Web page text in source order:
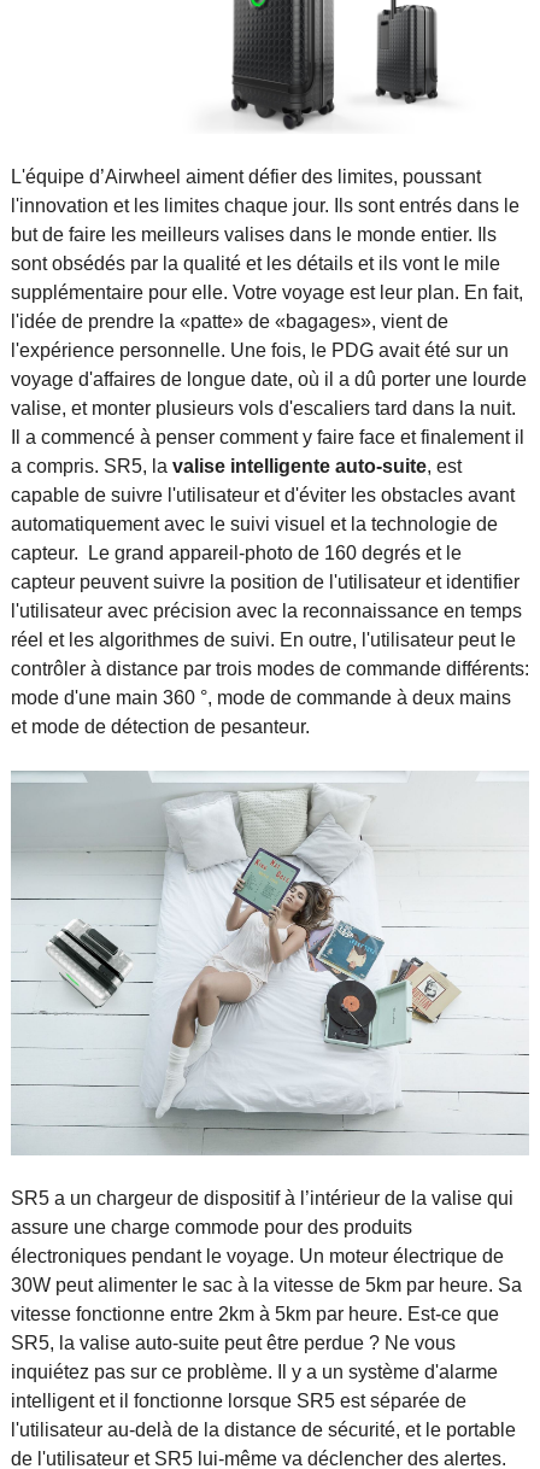
L'équipe d’Airwheel aiment défier des limites, poussant
l'innovation et les limites chaque jour. Ils sont entrés dans le
but de faire les meilleurs valises dans le monde entier. Ils
sont obsédés par la qualité et les détails et ils vont le mile
supplémentaire pour elle. Votre voyage est leur plan. En fait,
l'idée de prendre la «patte» de «bagages», vient de
l'expérience personnelle. Une fois, le PDG avait été sur un
voyage d'affaires de longue date, où il a dû porter une lourde
valise, et monter plusieurs vols d'escaliers tard dans la nuit.
Il a commencé à penser comment y faire face et finalement il
a compris. SR5, la valise intelligente auto-suite, est
capable de suivre l'utilisateur et d'éviter les obstacles avant
automatiquement avec le suivi visuel et la technologie de
capteur. Le grand appareil-photo de 160 degrés et le
capteur peuvent suivre la position de l'utilisateur et identifier
l'utilisateur avec précision avec la reconnaissance en temps
réel et les algorithmes de suivi. En outre, l'utilisateur peut le
contrôler à distance par trois modes de commande différents:
mode d'une main 360 °, mode de commande à deux mains
et mode de détection de pesanteur.
SR5 a un chargeur de dispositif à l’intérieur de la valise qui
assure une charge commode pour des produits
électroniques pendant le voyage. Un moteur électrique de
30W peut alimenter le sac à la vitesse de 5km par heure. Sa
vitesse fonctionne entre 2km à 5km par heure. Est-ce que
SR5, la valise auto-suite peut être perdue ? Ne vous
inquiétez pas sur ce problème. Il y a un système d'alarme
intelligent et il fonctionne lorsque SR5 est séparée de
l'utilisateur au-delà de la distance de sécurité, et le portable
de l'utilisateur et SR5 lui-même va déclencher des alertes.